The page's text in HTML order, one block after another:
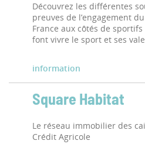
Découvrez les différentes
preuves de l’engagement
France aux côtés de
font vivre le sport et ses
information
Square Habitat
Le réseau immobilier des
Crédit Agricole